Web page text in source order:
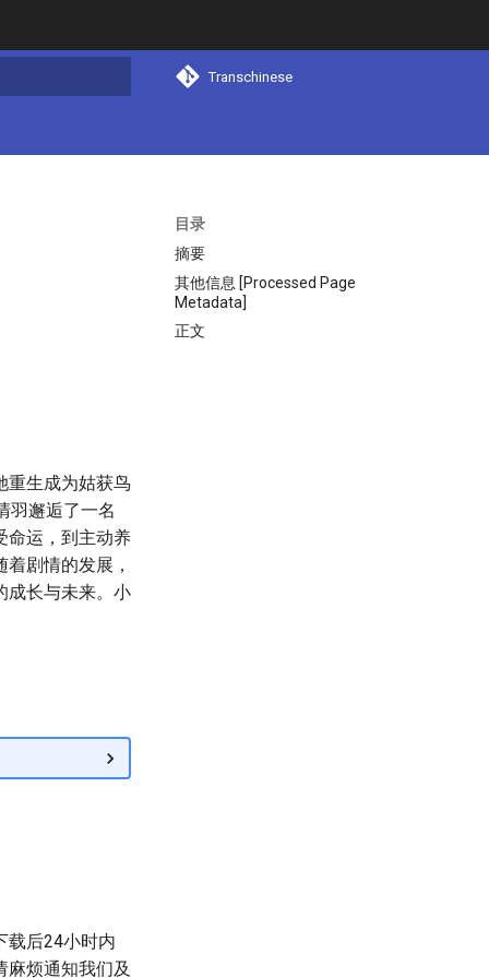
Transchinese
目录
摘要
其他信息 [Processed Page
Metadata]
正文
重生成为姑获鸟
羽邂逅了一名
命运，到主动养
剧情的发展，
成长与未来。小
载后24小时内
烦通知我们及